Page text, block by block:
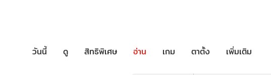
วันนี้ ดู สิทธิพิเศษ อ่าน เกม ตาตั้ง เพิ่มเติม